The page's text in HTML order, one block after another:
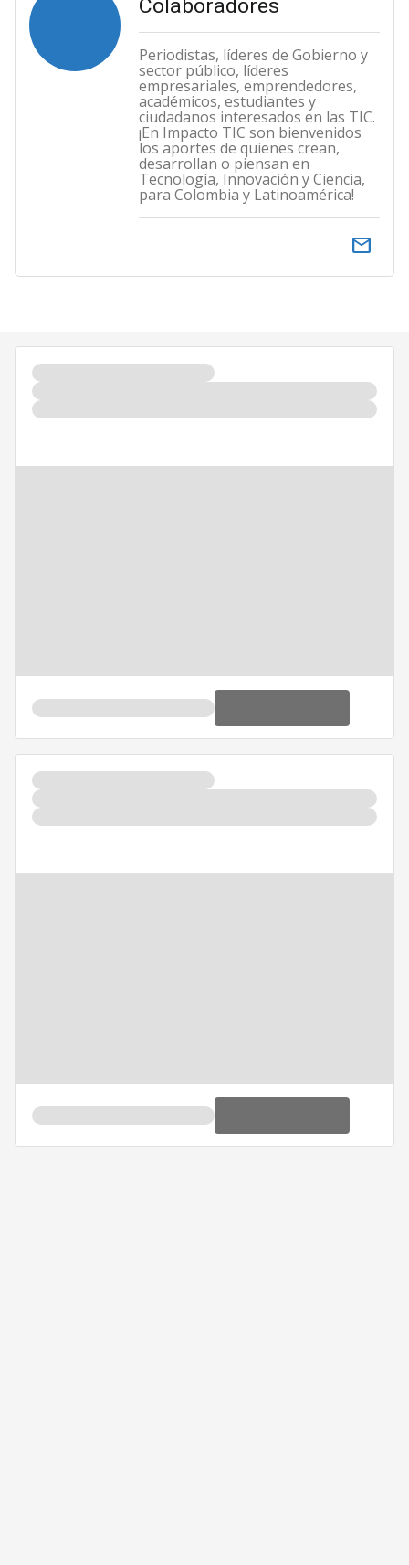
Colaboradores
Periodistas, líderes de Gobierno y
sector público, líderes
empresariales, emprendedores,
académicos, estudiantes y
ciudadanos interesados en las TIC.
¡En Impacto TIC son bienvenidos
los aportes de quienes crean,
desarrollan o piensan en
Tecnología, Innovación y Ciencia,
para Colombia y Latinoamérica!
email